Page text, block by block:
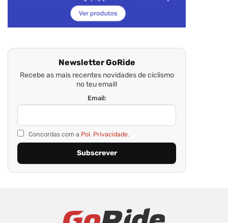
Newsletter GoRide
Recebe as mais recentes novidades de ciclismo
no teu email!
Email:
Concordas com a Pol. Privacidade.